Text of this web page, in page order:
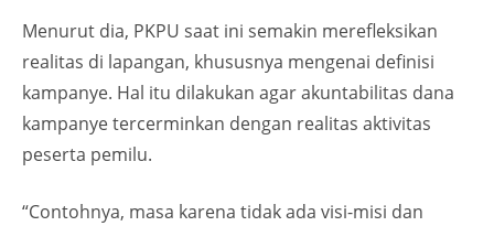
Menurut dia, PKPU saat ini semakin merefleksikan
realitas di lapangan, khususnya mengenai definisi
kampanye. Hal itu dilakukan agar akuntabilitas dana
kampanye tercerminkan dengan realitas aktivitas
peserta pemilu.
“Contohnya, masa karena tidak ada visi-misi dan